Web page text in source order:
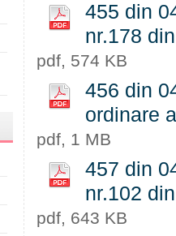
455 din
nr.178
pdf, 574 KB
456 din
ordinare
pdf, 1 MB
457 din
nr.102
pdf, 643 KB